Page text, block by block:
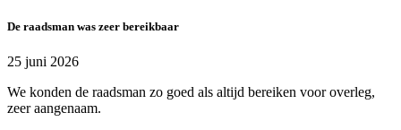
De raadsman was zeer bereikbaar
25 juni 2026
We konden de raadsman zo goed als altijd bereiken voor overleg,
zeer aangenaam.